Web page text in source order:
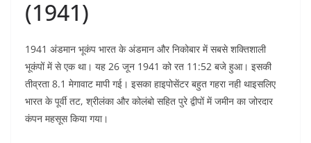
(1941)
1941 अंडमान भूकंप भारत के अंडमान और निकोबार में सबसे शक्तिशाली
भूकंपों में से एक था। यह 26 जून 1941 को रत 11:52 बजे हुआ। इसकी
तीव्रता 8.1 मेगावाट मापी गई। इसका हाइपोसेंटर बहुत गहरा नही थाइसलिए
भारत के पूर्वी तट, श्रीलंका और कोलंबो सहित पुरे द्वीपों में जमीन का जोरदार
कंपन महसूस किया गया।